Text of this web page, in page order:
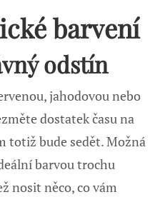
barvení
odstín
jahodovou nebo
dostatek času na
totiž bude sedět. Možná
barvou trochu
nosit něco, co vám